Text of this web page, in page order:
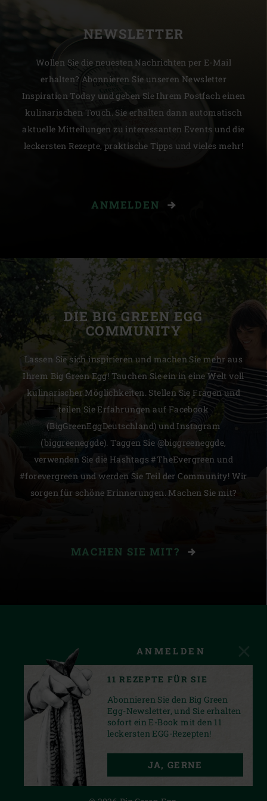
NEWSLETTER
Wollen Sie die neuesten Nachrichten per E-Mail
erhalten? Abonnieren Sie unseren Newsletter
Inspiration Today und geben Sie Ihrem Postfach einen
kulinarischen Touch. Sie erhalten dann automatisch
aktuelle Mitteilungen zu interessanten Events und die
leckersten Rezepte, praktische Tipps und vieles mehr!
ANMELDEN
DIE BIG GREEN EGG
COMMUNITY
Lassen Sie sich inspirieren und machen Sie mehr aus
Ihrem Big Green Egg! Tauchen Sie ein in eine Welt voll
kulinarischer Möglichkeiten. Stellen Sie Fragen und
teilen Sie Erfahrungen auf Facebook
(BigGreenEggDeutschland) und Instagram
(biggreeneggde). Taggen Sie @biggreeneggde,
verwenden Sie die Hashtags #TheEvergreen und
#forevergreen und werden Sie Teil der Community! Wir
sorgen für schöne Erinnerungen. Machen Sie mit?
MACHEN SIE MIT?
PRIVACY STATEMENT
ANMELDEN
11 REZEPTE FÜR SIE
Abonnieren Sie den Big Green
Egg-Newsletter, und Sie erhalten
sofort ein E-Book mit den 11
leckersten EGG-Rezepten!
JA, GERNE